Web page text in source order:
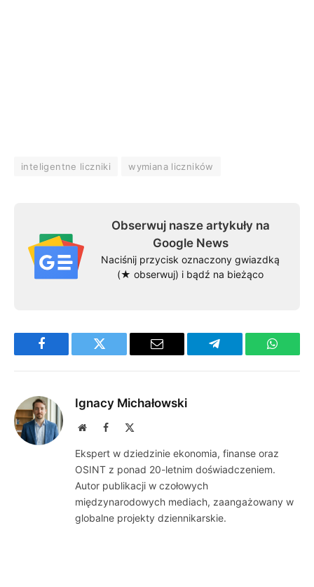
inteligentne liczniki wymiana liczników
Obserwuj nasze artykuły na
Google News
Naciśnij przycisk oznaczony gwiazdką
(★ obserwuj) i bądź na bieżąco
Facebook Twitter Email Telegram
Ignacy Michałowski
WebsiteFacebook
Ekspert w dziedzinie ekonomia, finanse oraz
OSINT z ponad 20-letnim doświadczeniem.
Autor publikacji w czołowych
międzynarodowych mediach, zaangażowany w
globalne projekty dziennikarskie.